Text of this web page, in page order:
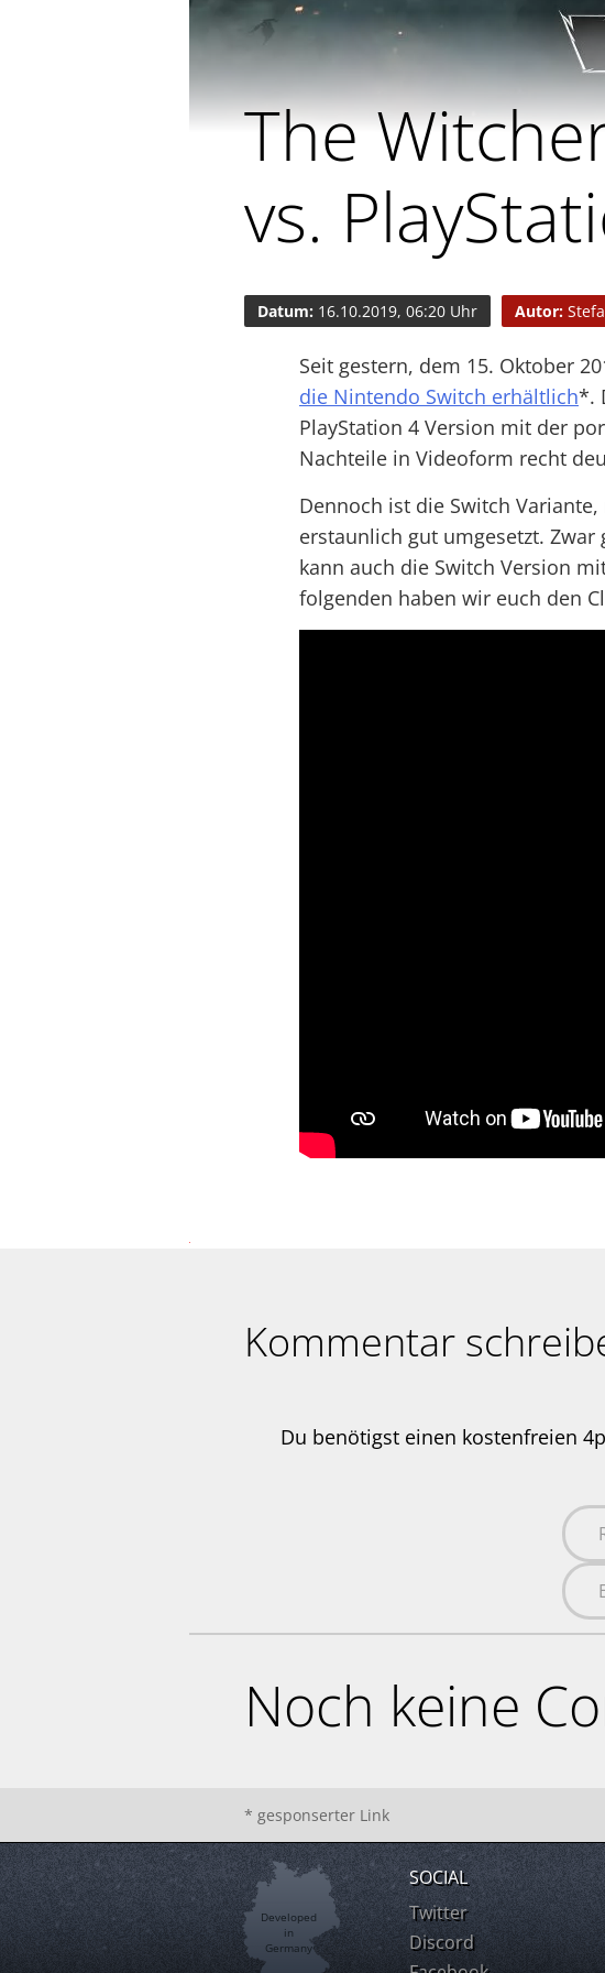
The
vs.
Datum: 16.10.2019, 06:20 Uhr Autor:
Seit gestern, dem 15. Oktober
die Nintendo Switch erhältlich*.
PlayStation 4 Version mit der
Nachteile in Videoform recht
Dennoch ist die Switch
erstaunlich gut umgesetzt.
kann auch die Switch Version
folgenden haben wir euch den
Kommentar
Du benötigst einen kostenfreien
Noch keine
* gesponserter Link
Developed
in
Germany
SOCIAL
Twitter
Discord